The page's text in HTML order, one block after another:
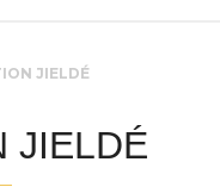
JIELDÉ
JIELDÉ